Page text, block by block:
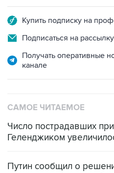
Купить подписку на
Подписаться на
Получать оперативные
канале
САМОЕ ЧИТАЕМОЕ
Число пострадавших
Геленджиком
Путин сообщил о